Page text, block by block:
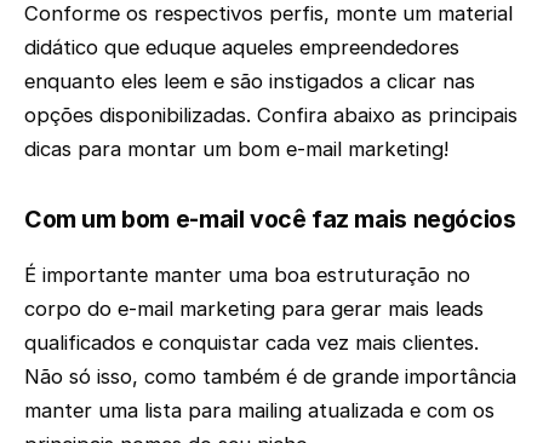
Conforme os respectivos perfis, monte um material
didático que eduque aqueles empreendedores
enquanto eles leem e são instigados a clicar nas
opções disponibilizadas. Confira abaixo as principais
dicas para montar um bom e-mail marketing!
Com um bom e-mail você faz mais negócios
É importante manter uma boa estruturação no
corpo do e-mail marketing para gerar mais leads
qualificados e conquistar cada vez mais clientes.
Não só isso, como também é de grande importância
manter uma lista para mailing atualizada e com os